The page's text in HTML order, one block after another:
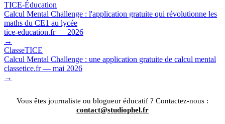
TICE-Éducation
Calcul Mental Challenge : l'application gratuite qui révolutionne les
maths du CE1 au lycée
tice-education.fr — 2026
→
ClasseTICE
Calcul Mental Challenge : une application gratuite de calcul mental
classetice.fr — mai 2026
→
Vous êtes journaliste ou blogueur éducatif ? Contactez-nous :
contact@studiophel.fr